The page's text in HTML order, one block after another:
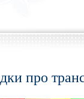
про